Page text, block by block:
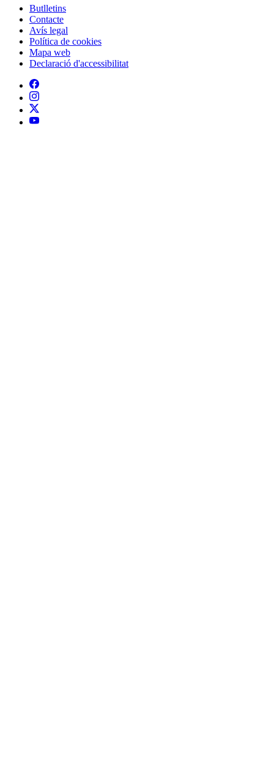
Peu
Butlletins
Contacte
Avís legal
Política de cookies
Mapa web
Declaració d'accessibilitat